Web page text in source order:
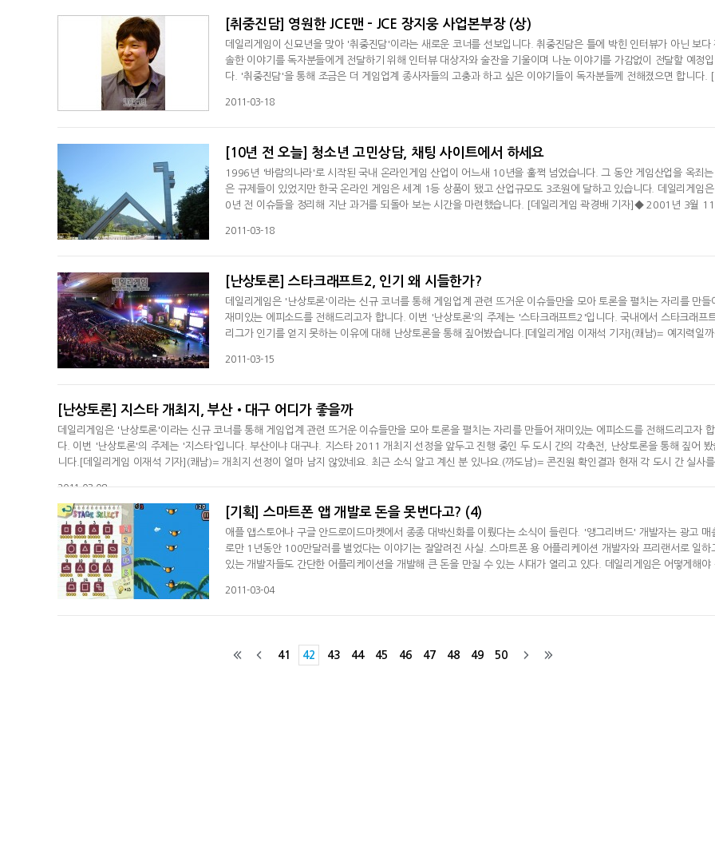
[취중진담] 영원한 JCE맨 - JCE 장지웅 사업본부장 (상)
데일리게임이 신묘년을 맞아 '취중진담'이라는 새로운 코너를 선보입니다. 취중진담은 틀에 박힌 인터뷰가 아닌 보다
솔한 이야기를 독자분들에게 전달하기 위해 인터뷰 대상자와 술잔을 기울이며 나눈 이야기를 가감없이 전달할 예정입
다. '취중진담'을 통해 조금은 더 게임업계 종사자들의 고충과 하고 싶은 이야기들이 독자분들께 전해졌으면 합니다. [
있는 장지웅 본부장입니다. 장지웅 본부장을 처음 만나는 사람들은 많이 놀랄 것입니다. 본부장이라는 직위 때문에 나
2011-03-18
[10년 전 오늘] 청소년 고민상담, 채팅 사이트에서 하세요
1996년 '바람의나라'로 시작된 국내 온라인게임 산업이 어느새 10년을 훌쩍 넘었습니다. 그 동안 게임산업을 옥죄는
은 규제들이 있었지만 한국 온라인 게임은 세계 1등 상품이 됐고 산업규모도 3조원에 달하고 있습니다. 데일리게임은
0년 전 이슈들을 정리해 지난 과거를 되돌아 보는 시간을 마련했습니다. [데일리게임 곽경배 기자]◆ 2001년 3월 11
다. 10년 전 3월 11일 게임 개발 업체 애니미디어(대표 손재영)는 서울대 경영대학원 멀티미디어랩과 온라인게임 ‘벤
2011-03-18
[난상토론] 스타크래프트2, 인기 왜 시들한가?
데일리게임은 '난상토론'이라는 신규 코너를 통해 게임업계 관련 뜨거운 이슈들만을 모아 토론을 펼치는 자리를 만들
재미있는 에피소드를 전해드리고자 합니다. 이번 '난상토론'의 주제는 '스타크래프트2'입니다. 국내에서 스타크래프
리그가 인기를 얻지 못하는 이유에 대해 난상토론을 통해 짚어봤습니다.[데일리게임 이재석 기자](쾌남)= 예지력일까
식이 들려오네요.(까도남)= 그러게요. 블리자드가 발표한 내용에 따르면 개인사정이라고 하지만, 스타크래프트2 실패
2011-03-15
[난상토론] 지스타 개최지, 부산•대구 어디가 좋을까
데일리게임은 '난상토론'이라는 신규 코너를 통해 게임업계 관련 뜨거운 이슈들만을 모아 토론을 펼치는 자리를 만들어 재미있는 에피소드를 전해드리고자 합
다. 이번 '난상토론'의 주제는 '지스타'입니다. 부산이냐 대구냐. 지스타 2011 개최지 선정을 앞두고 진행 중인 두 도시 간의 각축전, 난상토론을 통해 짚어 봤
니다.[데일리게임 이재석 기자](쾌남)= 개최지 선정이 얼마 남지 않았네요. 최근 소식 알고 계신 분 있나요.(까도남)= 콘진원 확인결과 현재 각 도시 간 실사
2011-03-08
[기획] 스마트폰 앱 개발로 돈을 못번다고? (4)
애플 앱스토어나 구글 안드로이드마켓에서 종종 대박신화를 이뤘다는 소식이 들린다. '앵그리버드' 개발자는 광고 매
로만 1년동안 100만달러를 벌었다는 이야기는 잘알려진 사실. 스마트폰 용 어플리케이션 개발자와 프리랜서로 일하
있는 개발자들도 간단한 어플리케이션을 개발해 큰 돈을 만질 수 있는 시대가 열리고 있다. 데일리게임은 어떻게해야
있는 '앱광고'는 비단 개인 개발자들에게만 희소식인 것은 아니다. 모바일게임 시장을 선도하고 있는 국내 유명 게임업
2011-03-04
41 42 43 44 45 46 47 48 49 50